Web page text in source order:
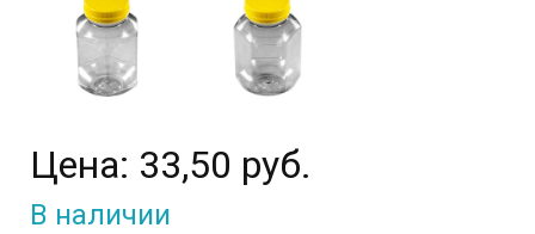
Цена: 33,50 руб.
В наличии